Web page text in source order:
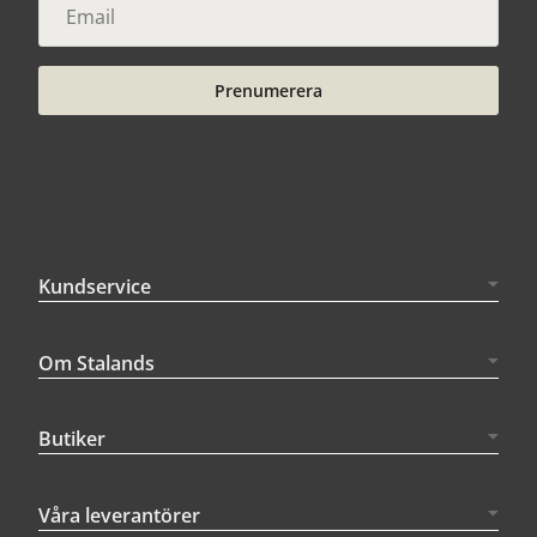
Prenumerera
Kundservice
Om Stalands
Butiker
Våra leverantörer